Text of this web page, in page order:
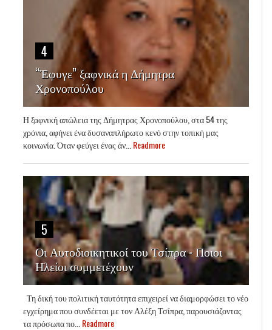
4
“Έφυγε” ξαφνικά η Δήμητρα
Χρονοπούλου
Η ξαφνική απώλεια της Δήμητρας Χρονοπούλου, στα 54 της
χρόνια, αφήνει ένα δυσαναπλήρωτο κενό στην τοπική μας
κοινωνία. Όταν φεύγει ένας άν... Readmore
5
Οι Αυτοδιοικητικοί του Τσίπρα - Ποιοι
Ηλείοι συμμετέχουν
Τη δική του πολιτική ταυτότητα επιχειρεί να διαμορφώσει το νέο
εγχείρημα που συνδέεται με τον Αλέξη Τσίπρα, παρουσιάζοντας
τα πρόσωπα πο... Readmore